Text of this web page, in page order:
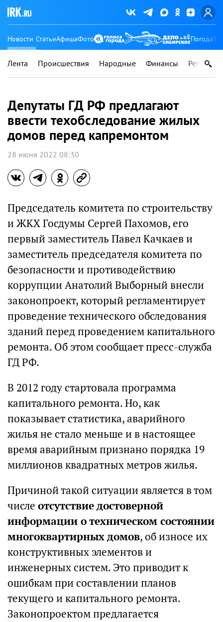
Новости СтатьиАфишаФото Погода
Лента Происшествия Народные Финансы Регионы
Депутаты ГД РФ предлагают
ввести техобследование жилых
домов перед капремонтом
28 июня 2022 08:30
Председатель комитета по строительству
и ЖКХ Госдумы Сергей Пахомов, его
первый заместитель Павел Качкаев и
заместитель председателя комитета по
безопасности и противодействию
коррупции Анатолий Выборный внесли
законопроект, который регламентирует
проведение технического обследования
зданий перед проведением капитального
ремонта. Об этом сообщает пресс-служба
ГД РФ.
В 2012 году стартовала программа
капитального ремонта. Но, как
показывает статистика, аварийного
жилья не стало меньше и в настоящее
время аварийным признано порядка 19
миллионов квадратных метров жилья.
Причиной такой ситуации является в том
числе отсутствие достоверной
информации о техническом состоянии
многоквартирных домов, об износе их
конструктивных элементов и
инженерных систем. Это приводит к
ошибкам при составлении планов
текущего и капитального ремонта.
Законопроектом предлагается